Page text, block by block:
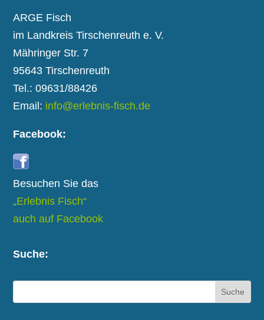
ARGE Fisch
im Landkreis Tirschenreuth e. V.
Mähringer Str. 7
95643 Tirschenreuth
Tel.: 09631/88426
Email: info@erlebnis-fisch.de
Facebook:
Besuchen Sie das
„Erlebnis Fisch“
auch auf Facebook
Suche: